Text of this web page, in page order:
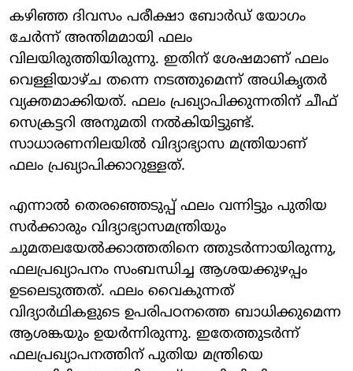
കഴിഞ്ഞ ദിവസം പരീക്ഷാ ബോർഡ് യോഗം
ചേർന്ന് അന്തിമമായി ഫലം
വിലയിരുത്തിയിരുന്നു. ഇതിന് ശേഷമാണ് ഫലം
വെള്ളിയാഴ്ച തന്നെ നടത്തുമെന്ന് അധികൃതർ
വ്യക്തമാക്കിയത്. ഫലം പ്രഖ്യാപിക്കുന്നതിന് ചീഫ്
സെക്രട്ടറി അനുമതി നല്‍കിയിട്ടുണ്ട്.
സാധാരണനിലയില്‍ വിദ്യാഭ്യാസ മന്ത്രിയാണ്
ഫലം പ്രഖ്യാപിക്കാറുള്ളത്.
എന്നാൽ തെരഞ്ഞെടുപ്പ് ഫലം വന്നിട്ടും പുതിയ
സർക്കാരും വിദ്യാഭ്യാസമന്ത്രിയും
ചുമതലയേൽക്കാത്തതിനെ ത്തുടർന്നായിരുന്നു,
ഫലപ്രഖ്യാപനം സംബന്ധിച്ച ആശയക്കുഴപ്പം
ഉടലെടുത്തത്. ഫലം വൈകുന്നത്
വിദ്യാര്‍ഥികളുടെ ഉപരിപഠനത്തെ ബാധിക്കുമെന്ന
ആശങ്കയും ഉയര്‍ന്നിരുന്നു. ഇതേത്തുടർന്ന്
ഫലപ്രഖ്യാപനത്തിന് പുതിയ മന്ത്രിയെ